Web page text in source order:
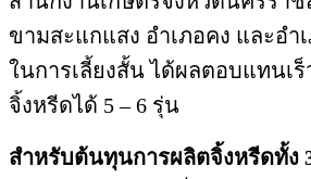
ขามสะแกแสง อำเภอคง และอำ
ในการเลี้ยงสั้น ได้ผลตอบแทนเ
จิ้งหรีดได้ 5 – 6 รุ่น
สำหรับต้นทุนการผลิตจิ้งหรีดทั้ง